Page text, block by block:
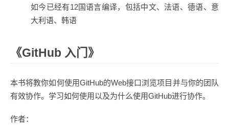
如今已经有12国语言编译，包括中文、法语、德语、意
大利语、韩语
《GitHub 入门》
本书将教你如何使用GitHub的Web接口浏览项目并与你的团队
有效协作。学习如何使用以及为什么使用GitHub进行协作。
作者：